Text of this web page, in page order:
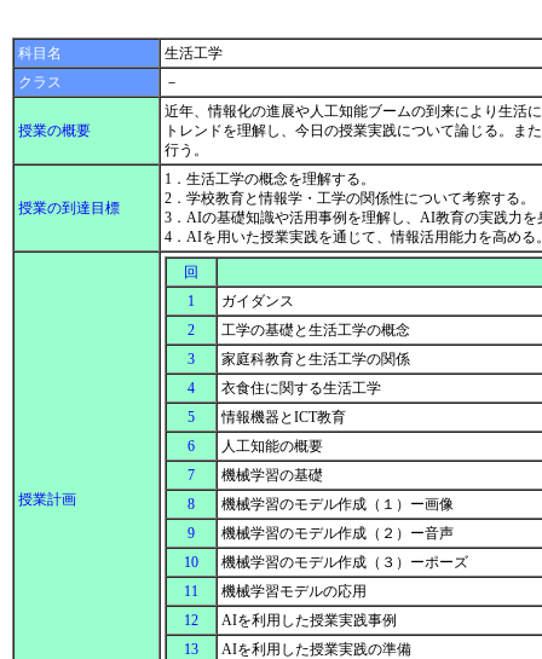
科目名
生活工学
クラス
－
授業の概要
近年、情報化の進展や人工知能ブームの到来により生活
トレンドを理解し、今日の授業実践について論じる。
行う。
授業の到達目標
1．生活工学の概念を理解する。
2．学校教育と情報学・工学の関係性について考察する。
3．AIの基礎知識や活用事例を理解し、AI教育の実践力を
4．AIを用いた授業実践を通じて、情報活用能力を高める
授業計画
回
1
ガイダンス
2
工学の基礎と生活工学の概念
3
家庭科教育と生活工学の関係
4
衣食住に関する生活工学
5
情報機器とICT教育
6
人工知能の概要
7
機械学習の基礎
8
機械学習のモデル作成（１）ー画像
9
機械学習のモデル作成（２）ー音声
10
機械学習のモデル作成（３）ーポーズ
11
機械学習モデルの応用
12
AIを利用した授業実践事例
13
AIを利用した授業実践の準備